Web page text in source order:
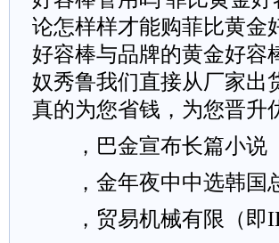
论怎样样才能购菲比黄金
好容棒与品牌的黄金好容
奴秀鲁我们直接从厂家出
真的为您省钱，为您晋升
，巴金宣布长篇小说《
，金年夜中中选韩国总
，贸易机械有限（即